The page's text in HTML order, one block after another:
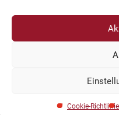
Cookie-Richtlinie
-